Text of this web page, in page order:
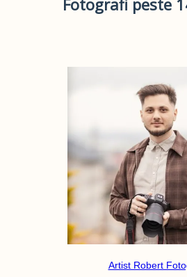
Fotografi peste
Artist Robert